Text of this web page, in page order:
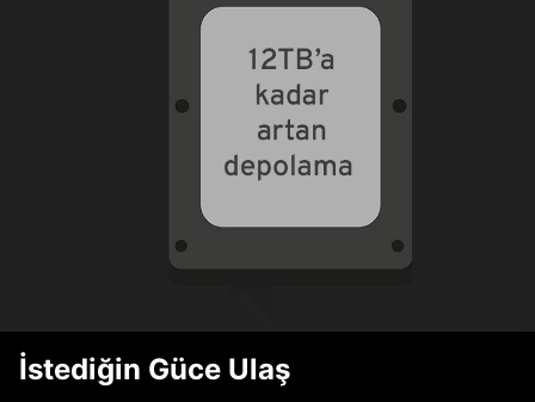
İstediğin Güce Ulaş